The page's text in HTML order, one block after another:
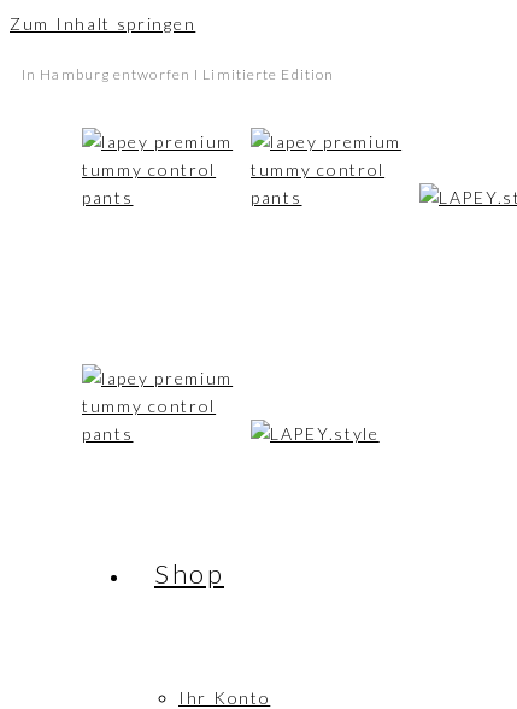
Zum Inhalt springen
In Hamburg entworfen I Limitierte Edition
Shop
Ihr Konto